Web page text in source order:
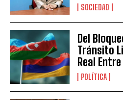
SOCIEDAD
Del
Tránsito
Real
POLÍTICA